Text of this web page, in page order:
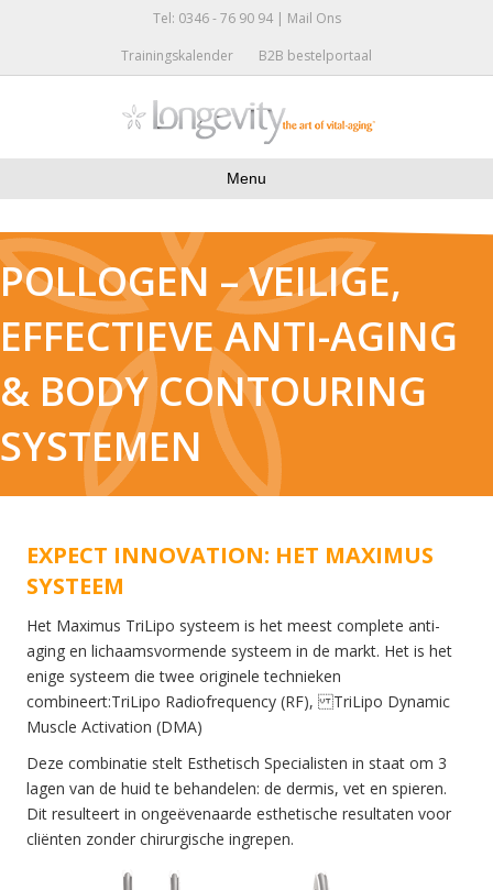
Tel: 0346 - 76 90 94 | Mail Ons
Trainingskalender
B2B bestelportaal
Menu
POLLOGEN – VEILIGE,
EFFECTIEVE ANTI-AGING
& BODY CONTOURING
SYSTEMEN
EXPECT INNOVATION: HET MAXIMUS
SYSTEEM
Het Maximus TriLipo systeem is het meest complete anti-
aging en lichaamsvormende systeem in de markt. Het is het
enige systeem die twee originele technieken
combineert:TriLipo Radiofrequency (RF), TriLipo Dynamic
Muscle Activation (DMA)
Deze combinatie stelt Esthetisch Specialisten in staat om 3
lagen van de huid te behandelen: de dermis, vet en spieren.
Dit resulteert in ongeëvenaarde esthetische resultaten voor
cliënten zonder chirurgische ingrepen.